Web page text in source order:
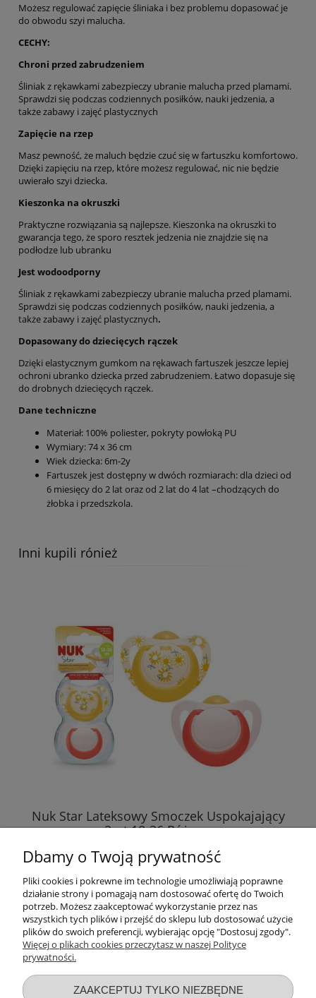
Możesz regulować zapięcie śliniaka i bez problemu dopasować je
do obwodu szyi malucha.
CECHY:
Chroni przed zabrudzeniem
Śliniak z rękawkami zabezpieczy ubranie malucha przed plamami.
Sprawdzi się podczas codziennych posiłków, nauki jedzenia, a
także zabawy i zajęć plastycznych
Zapięcie na rzep
Masz pewność, że maluch będzie czuć się w fartuszku komfortowo.
Dzięki zapięciu na rzep, które możesz regulować, nic nie będzie
uwierało szyi dziecka.
Kieszonka na okruszki
Praktyczne rozwiązania są najlepsze. Kieszonka na okruszki to
gwarancja tego, że sporo resztek jedzenia nie znajdzie się na
podłodze lub ubranku
Jest wodoodporny
Śliniak z rękawkami zabezpieczy ubranie malucha przed plamami.
Sprawdzi się podczas codziennych posiłków, nauki jedzenia, a
także zabawy i zajęć plastycznych.
Dopasowany do dziecięcych rączek
Dzięki elastycznym gumkom na rękawach fartuszek jeszcze lepiej
ochroni ubranko dziecka przed zabrudzeniem. Łatwo dopasuje się
do drobnych dziecięcych rączek.
Dane techniczne
Materiał: 100% poliester, pokryty powłoką PU
Wymiary: 74 x 36 cm
Wiek dziecka: 6m-2y
Fartuszek jest dostępny w dwóch rozmiarach: dla dzieci od
6 miesięcy do 2 lat oraz od 2 lat do 4 lat –chodzących do
żłobka i przedszkola.
Inni kupili rónież
Nuk Star Lateksowy Smoczek Uspokajający
2szt 18-36 Różowy
22,99 zł
DO KOSZYKA
Dbamy o Twoją prywatność
Pliki cookies i pokrewne im technologie umożliwiają poprawne
działanie strony i pomagają nam dostosować ofertę do Twoich
potrzeb. Możesz zaakceptować wykorzystanie przez nas
wszystkich tych plików i przejść do sklepu lub dostosować użycie
plików do swoich preferencji, wybierając opcję "Dostosuj zgody".
Więcej o plikach cookies przeczytasz w naszej Polityce
prywatności.
ZAAKCEPTUJ TYLKO NIEZBĘDNE